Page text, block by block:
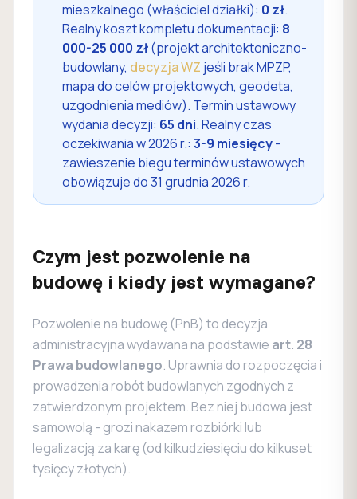
mieszkalnego (właściciel działki): 0 zł.
Realny koszt kompletu dokumentacji: 8
000-25 000 zł(projekt architektoniczno-
budowlany, decyzja WZ jeśli brak MPZP,
mapa do celów projektowych, geodeta,
uzgodnienia mediów). Termin ustawowy
wydania decyzji: 65 dni. Realny czas
oczekiwania w 2026 r.: 3-9 miesięcy-
zawieszenie biegu terminów ustawowych
obowiązuje do 31 grudnia 2026 r.
Czym jest pozwolenie na
budowę i kiedy jest wymagane?
Pozwolenie na budowę (PnB) to decyzja
administracyjna wydawana na podstawie art. 28
Prawa budowlanego. Uprawnia do rozpoczęcia i
prowadzenia robót budowlanych zgodnych z
zatwierdzonym projektem. Bez niej budowa jest
samowolą - grozi nakazem rozbiórki lub
legalizacją za karę (od kilkudziesięciu do kilkuset
tysięcy złotych).